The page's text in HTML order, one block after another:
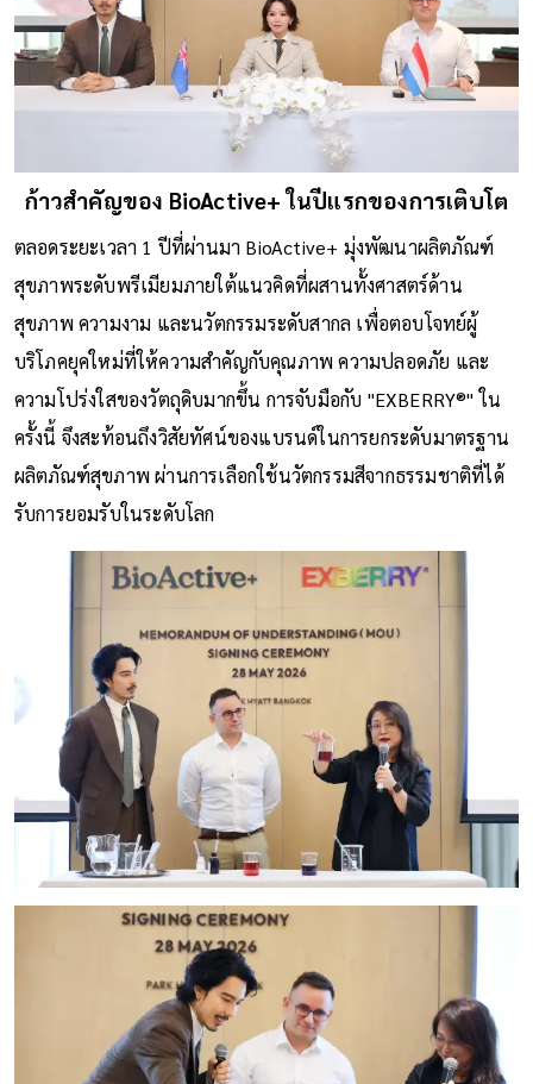
ก้าวสำคัญของ BioActive+ ในปีแรกของการเติบโต
ตลอดระยะเวลา 1 ปีที่ผ่านมา BioActive+ มุ่งพัฒนาผลิตภัณฑ์
สุขภาพระดับพรีเมียมภายใต้แนวคิดที่ผสานทั้งศาสตร์ด้าน
สุขภาพ ความงาม และนวัตกรรมระดับสากล เพื่อตอบโจทย์ผู้
บริโภคยุคใหม่ที่ให้ความสำคัญกับคุณภาพ ความปลอดภัย และ
ความโปร่งใสของวัตถุดิบมากขึ้น การจับมือกับ "EXBERRY®" ใน
ครั้งนี้ จึงสะท้อนถึงวิสัยทัศน์ของแบรนด์ในการยกระดับมาตรฐาน
ผลิตภัณฑ์สุขภาพ ผ่านการเลือกใช้นวัตกรรมสีจากธรรมชาติที่ได้
รับการยอมรับในระดับโลก